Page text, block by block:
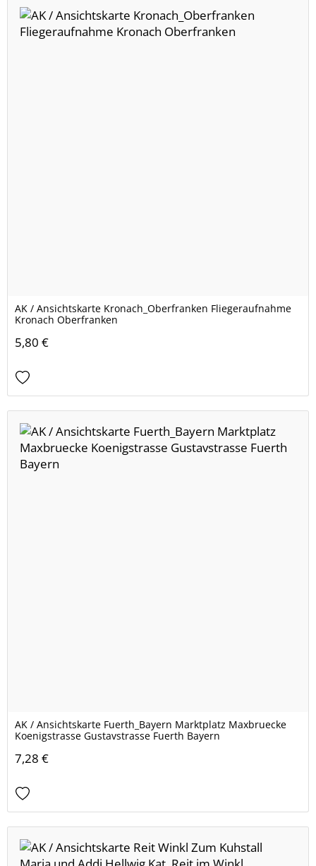
AK / Ansichtskarte Kronach_Oberfranken Fliegeraufnahme
Kronach Oberfranken
5,80 €
AK / Ansichtskarte Fuerth_Bayern Marktplatz Maxbruecke
Koenigstrasse Gustavstrasse Fuerth Bayern
7,28 €